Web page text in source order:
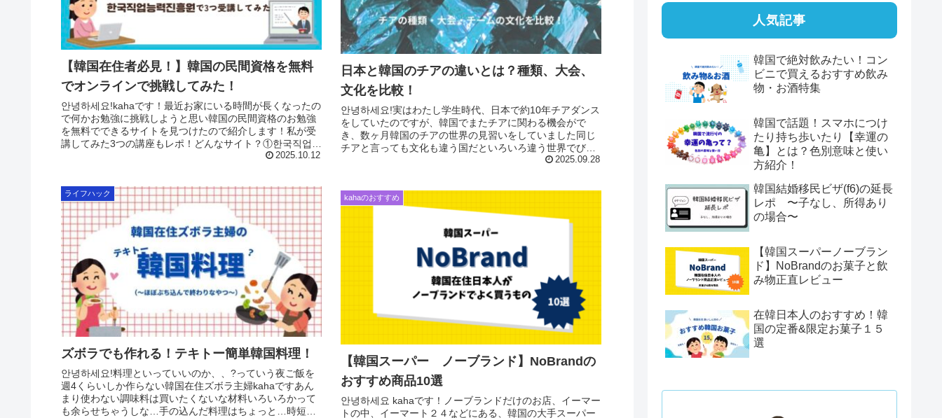
【韓国在住者必見！】韓国の民間資格を無料
でオンラインで挑戦してみた！
안녕하세요!kahaです！最近お家にいる時間が長くなったの
で何かお勉強に挑戦しようと思い韓国の民間資格のお勉強
を無料でできるサイトを見つけたので紹介します！私が受
講してみた3つの講座もレポ！どんなサイト？①한국직업능
2025.10.12
日本と韓国のチアの違いとは？種類、大会、
文化を比較！
안녕하세요!実はわたし学生時代、日本で約10年チアダンス
をしていたのですが、韓国でまたチアに関わる機会がで
き、数ヶ月韓国のチアの世界の見習いをしていました同じ
チアと言っても文化も違う国だといろいろ違う世界でびっ
2025.09.28
ライフハック
ズボラでも作れる！テキトー簡単韓国料理！
안녕하세요!料理といっていいのか、、?っていう夜ご飯を
週4くらいしか作らない韓国在住ズボラ主婦kahaですあん
まり使わない調味料は買いたくないな材料いろいろかって
も余らせちゃうしな…手の込んだ料理はちょっと…時短で
kahaのおすすめ
【韓国スーパー ノーブランド】NoBrandの
おすすめ商品10選
안녕하세요 kahaです！ノーブランドだけのお店、イーマー
トの中、イーマート２４などにある、韓国の大手スーパー
人気記事
韓国で絶対飲みたい！コン
ビニで買えるおすすめ飲み
物・お酒特集
韓国で話題！スマホにつけ
たり持ち歩いたり【幸運の
亀】とは？色別意味と使い
方紹介！
韓国結婚移民ビザ(f6)の延長
レポ 〜子なし、所得あり
の場合〜
【韓国スーパーノーブラン
ド】NoBrandのお菓子と飲
み物正直レビュー
在韓日本人のおすすめ！韓
国の定番&限定お菓子１５
選